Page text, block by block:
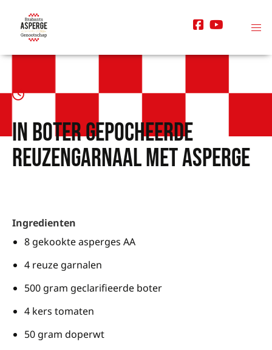
In boter gepocheerde
reuzengarnaal met asperge
Ingredienten
8 gekookte asperges AA
4 reuze garnalen
500 gram geclarifieerde boter
4 kers tomaten
50 gram doperwt